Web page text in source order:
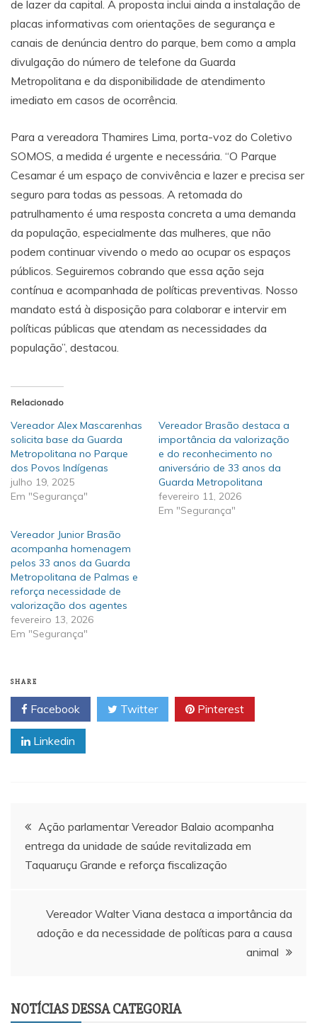
de lazer da capital. A proposta inclui ainda a instalação de
placas informativas com orientações de segurança e
canais de denúncia dentro do parque, bem como a ampla
divulgação do número de telefone da Guarda
Metropolitana e da disponibilidade de atendimento
imediato em casos de ocorrência.
Para a vereadora Thamires Lima, porta-voz do Coletivo
SOMOS, a medida é urgente e necessária. “O Parque
Cesamar é um espaço de convivência e lazer e precisa ser
seguro para todas as pessoas. A retomada do
patrulhamento é uma resposta concreta a uma demanda
da população, especialmente das mulheres, que não
podem continuar vivendo o medo ao ocupar os espaços
públicos. Seguiremos cobrando que essa ação seja
contínua e acompanhada de políticas preventivas. Nosso
mandato está à disposição para colaborar e intervir em
políticas públicas que atendam as necessidades da
população”, destacou.
Relacionado
Vereador Alex Mascarenhas
solicita base da Guarda
Metropolitana no Parque
dos Povos Indígenas
julho 19, 2025
Em "Segurança"
Vereador Brasão destaca a
importância da valorização
e do reconhecimento no
aniversário de 33 anos da
Guarda Metropolitana
fevereiro 11, 2026
Em "Segurança"
Vereador Junior Brasão
acompanha homenagem
pelos 33 anos da Guarda
Metropolitana de Palmas e
reforça necessidade de
valorização dos agentes
fevereiro 13, 2026
Em "Segurança"
SHARE
Facebook Twitter Pinterest
Linkedin
Navegação
de
Ação parlamentar Vereador Balaio acompanha
entrega da unidade de saúde revitalizada em
Taquaruçu Grande e reforça fiscalização
Vereador Walter Viana destaca a importância da
adoção e da necessidade de políticas para a causa
animal
NOTÍCIAS DESSA CATEGORIA